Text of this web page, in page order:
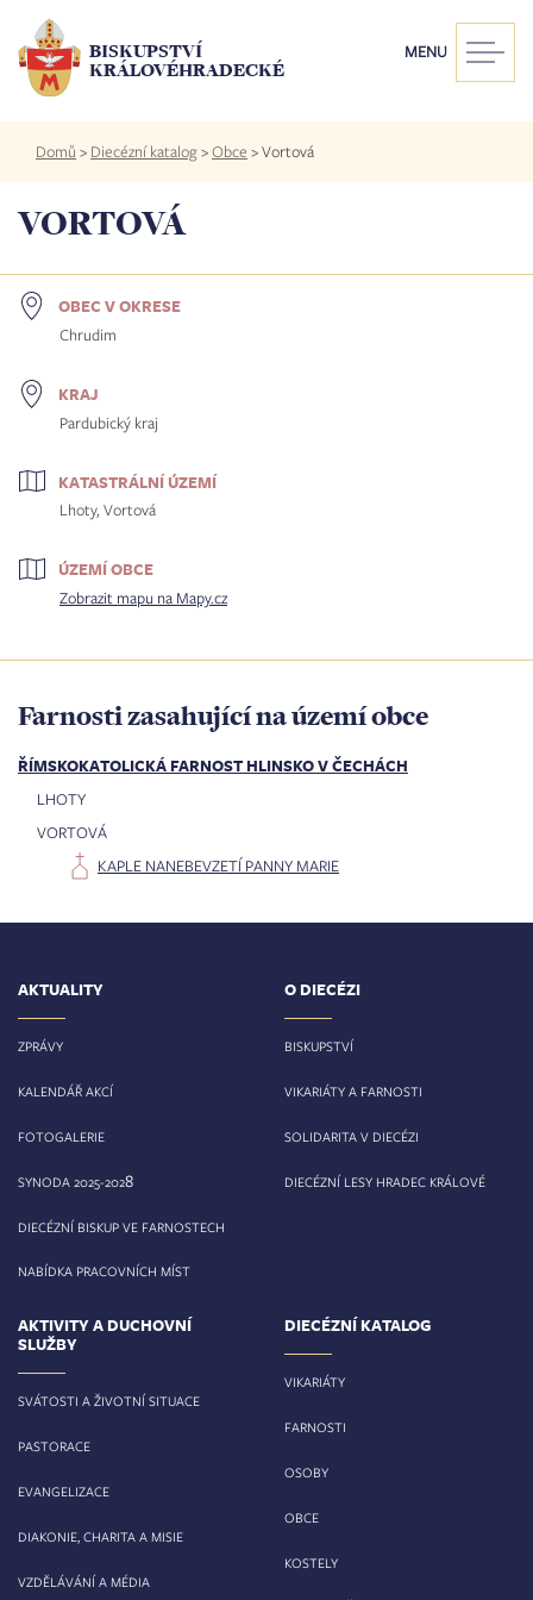
hlavnímu
obsahu
BISKUPSTVÍ
KRÁLOVÉHRADECKÉ
MENU
Drobečková
navigace
Domů > Diecézní katalog>Obce >Vortová
VORTOVÁ
OBEC V OKRESE
Chrudim
KRAJ
Pardubický kraj
KATASTRÁLNÍ ÚZEMÍ
Lhoty, Vortová
ÚZEMÍ OBCE
Zobrazit mapu na Mapy.cz
Farnosti zasahující na území obce
ŘÍMSKOKATOLICKÁ FARNOST HLINSKO V ČECHÁCH
LHOTY
VORTOVÁ
KAPLE NANEBEVZETÍ PANNY MARIE
AKTUALITY
ZPRÁVY
KALENDÁŘ AKCÍ
FOTOGALERIE
SYNODA 2025-2028
DIECÉZNÍ BISKUP VE FARNOSTECH
NABÍDKA PRACOVNÍCH MÍST
O DIECÉZI
BISKUPSTVÍ
VIKARIÁTY A FARNOSTI
SOLIDARITA V DIECÉZI
DIECÉZNÍ LESY HRADEC KRÁLOVÉ
AKTIVITY A DUCHOVNÍ
SLUŽBY
SVÁTOSTI A ŽIVOTNÍ SITUACE
PASTORACE
EVANGELIZACE
DIAKONIE, CHARITA A MISIE
VZDĚLÁVÁNÍ A MÉDIA
DIECÉZNÍ KATALOG
VIKARIÁTY
FARNOSTI
OSOBY
OBCE
KOSTELY